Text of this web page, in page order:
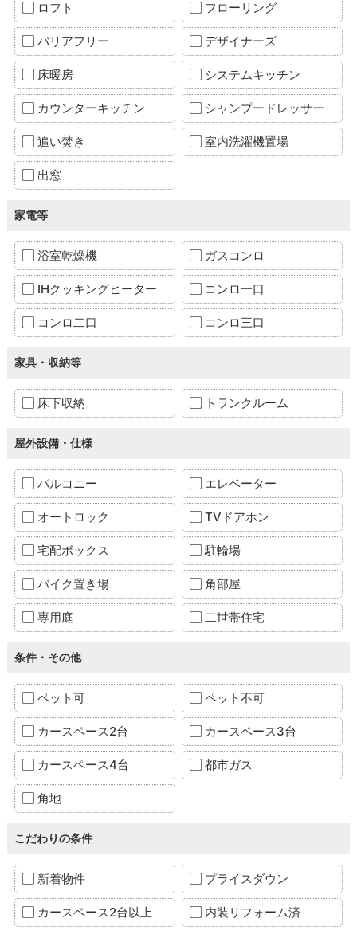
ロフト フローリング
バリアフリー デザイナーズ
床暖房 システムキッチン
カウンターキッチン シャンプードレッサー
追い焚き 室内洗濯機置場
出窓
家電等
浴室乾燥機 ガスコンロ
IHクッキングヒーター コンロ一口
コンロ二口 コンロ三口
家具・収納等
床下収納 トランクルーム
屋外設備・仕様
バルコニー エレベーター
オートロック TVドアホン
宅配ボックス 駐輪場
バイク置き場 角部屋
専用庭 二世帯住宅
条件・その他
ペット可 ペット不可
カースペース2台 カースペース3台
カースペース4台 都市ガス
角地
こだわりの条件
新着物件 プライスダウン
カースペース2台以上 内装リフォーム済